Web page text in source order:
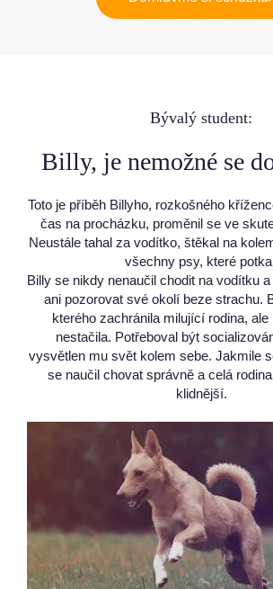
Bývalý student:
Billy, je nemožné se
Toto je příběh Billyho, rozkošného
čas na procházku, proměnil se ve
Neustále tahal za vodítko, štěkal na
všechny psy, které
Billy se nikdy nenaučil chodit na vodítku
ani pozorovat své okolí beze strachu.
kterého zachránila milující rodina,
nestačila. Potřeboval být
vysvětlen mu svět kolem sebe. Jakmile
se naučil chovat správně a celá
klidnější.